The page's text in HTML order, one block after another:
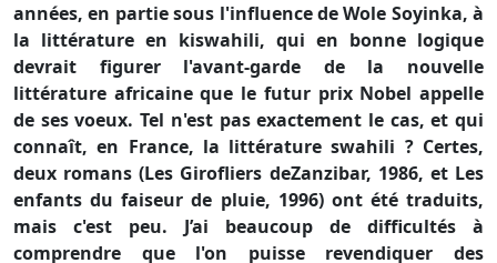
années, en partie sous l'influence de Wole Soyinka, à
la littérature en kiswahili, qui en bonne logique
devrait figurer l'avant-garde de la nouvelle
littérature africaine que le futur prix Nobel appelle
de ses voeux. Tel n'est pas exactement le cas, et qui
connaît, en France, la littérature swahili ? Certes,
deux romans (Les Girofliers deZanzibar, 1986, et Les
enfants du faiseur de pluie, 1996) ont été traduits,
mais c'est peu. J’ai beaucoup de difficultés à
comprendre que l'on puisse revendiquer des